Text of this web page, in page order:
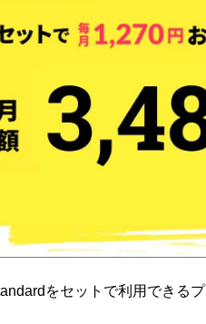
をセットで利用できるプ